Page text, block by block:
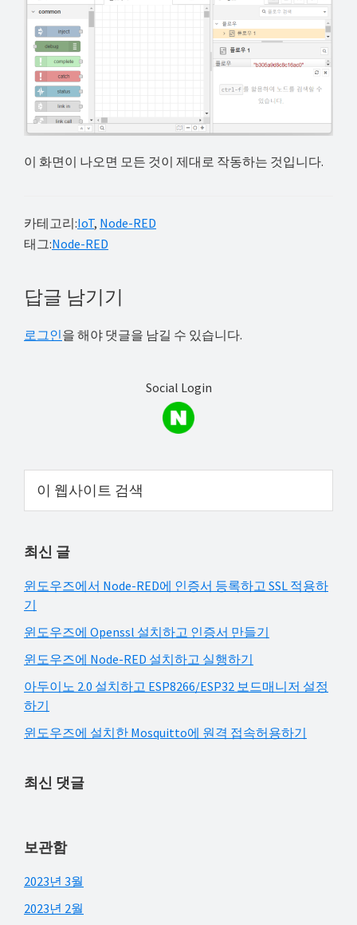
이 화면이 나오면 모든 것이 제대로 작동하는 것입니다.
카테고리:IoT, Node-RED
태그:Node-RED
Reader
Interactions
답글 남기기
로그인을 해야 댓글을 남길 수 있습니다.
Social Login
Primary
Sidebar
트
색
최신 글
윈도우즈에서 Node-RED에 인증서 등록하고 SSL 적용하
기
윈도우즈에 Openssl 설치하고 인증서 만들기
윈도우즈에 Node-RED 설치하고 실행하기
아두이노 2.0 설치하고 ESP8266/ESP32 보드매니저 설정
하기
윈도우즈에 설치한 Mosquitto에 원격 접속허용하기
최신 댓글
보관함
2023년 3월
2023년 2월